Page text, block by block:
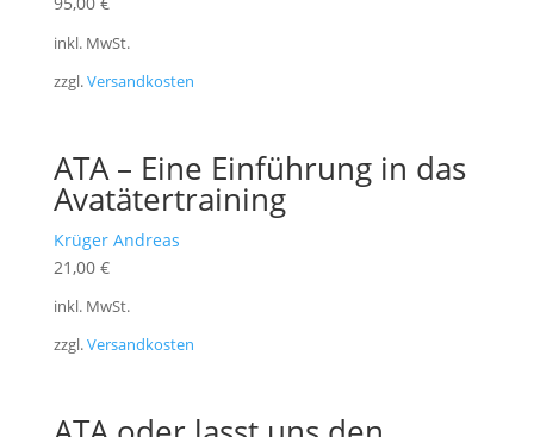
inkl. MwSt.
zzgl.Versandkosten
ATA – Eine Einführung in das
Avatätertraining
Krüger Andreas
21,00 €
inkl. MwSt.
zzgl.Versandkosten